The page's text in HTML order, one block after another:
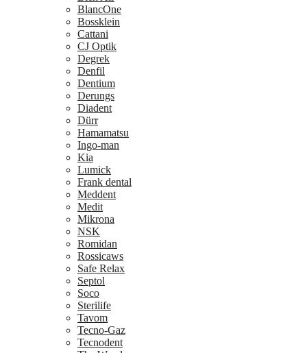
BlancOne
Bossklein
Cattani
CJ Optik
Degrek
Denfil
Dentium
Derungs
Diadent
Dürr
Hamamatsu
Ingo-man
Kia
Lumick
Frank dental
Meddent
Medit
Mikrona
NSK
Romidan
Rossicaws
Safe Relax
Septol
Soco
Sterilife
Tavom
Tecno-Gaz
Tecnodent